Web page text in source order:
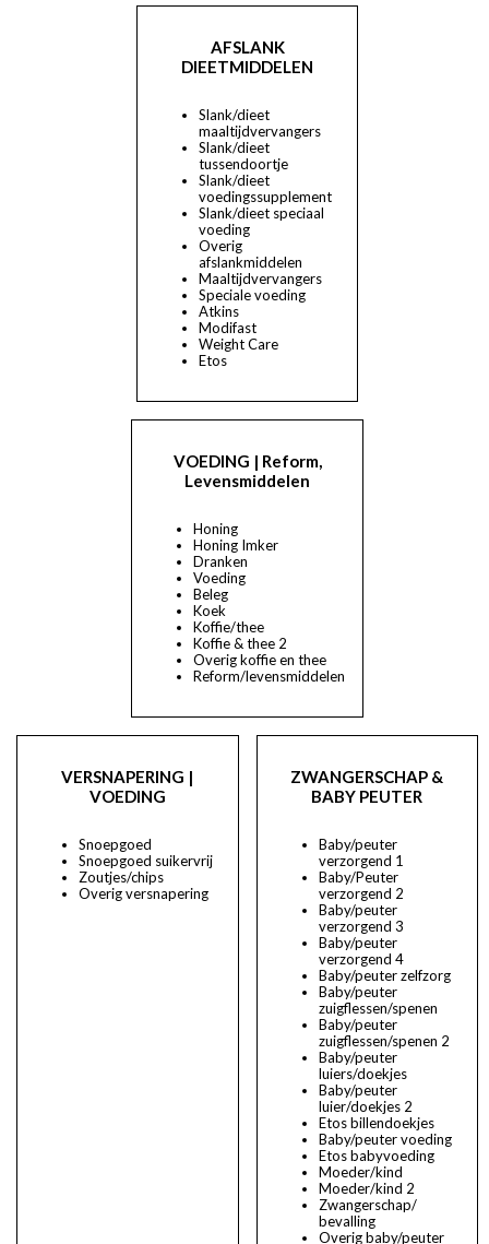
AFSLANK
DIEETMIDDELEN
Slank/dieet
maaltijdvervangers
Slank/dieet
tussendoortje
Slank/dieet
voedingssupplement
Slank/dieet speciaal
voeding
Overig
afslankmiddelen
Maaltijdvervangers
Speciale voeding
Atkins
Modifast
Weight Care
Etos
VOEDING | Reform,
Levensmiddelen
Honing
Honing Imker
Dranken
Voeding
Beleg
Koek
Koffie/thee
Koffie & thee 2
Overig koffie en thee
Reform/levensmiddelen
VERSNAPERING |
VOEDING
Snoepgoed
Snoepgoed suikervrij
Zoutjes/chips
Overig versnapering
ZWANGERSCHAP &
BABY PEUTER
Baby/peuter
verzorgend 1
Baby/Peuter
verzorgend 2
Baby/peuter
verzorgend 3
Baby/peuter
verzorgend 4
Baby/peuter zelfzorg
Baby/peuter
zuigflessen/spenen
Baby/peuter
zuigflessen/spenen 2
Baby/peuter
luiers/doekjes
Baby/peuter
luier/doekjes 2
Etos billendoekjes
Baby/peuter voeding
Etos babyvoeding
Moeder/kind
Moeder/kind 2
Zwangerschap/
bevalling
Overig baby/peuter